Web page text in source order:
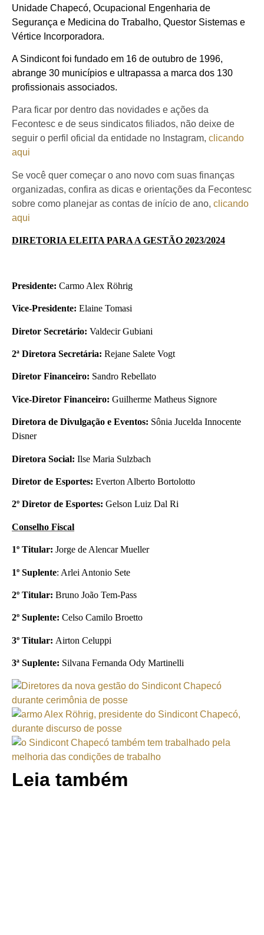
Unidade Chapecó, Ocupacional Engenharia de
Segurança e Medicina do Trabalho, Questor Sistemas e
Vértice Incorporadora.
A Sindicont foi fundado em 16 de outubro de 1996,
abrange 30 municípios e ultrapassa a marca dos 130
profissionais associados.
Para ficar por dentro das novidades e ações da
Fecontesc e de seus sindicatos filiados, não deixe de
seguir o perfil oficial da entidade no Instagram, clicando
aqui
Se você quer começar o ano novo com suas finanças
organizadas, confira as dicas e orientações da Fecontesc
sobre como planejar as contas de início de ano, clicando
aqui
DIRETORIA ELEITA PARA A GESTÃO 2023/2024
Presidente: Carmo Alex Röhrig
Vice-Presidente: Elaine Tomasi
Diretor Secretário: Valdecir Gubiani
2ª Diretora Secretária: Rejane Salete Vogt
Diretor Financeiro: Sandro Rebellato
Vice-Diretor Financeiro: Guilherme Matheus Signore
Diretora de Divulgação e Eventos: Sônia Jucelda Innocente
Disner
Diretora Social: Ilse Maria Sulzbach
Diretor de Esportes: Everton Alberto Bortolotto
2º Diretor de Esportes: Gelson Luiz Dal Ri
Conselho Fiscal
1º Titular: Jorge de Alencar Mueller
1º Suplente: Arlei Antonio Sete
2º Titular: Bruno João Tem-Pass
2º Suplente: Celso Camilo Broetto
3º Titular: Airton Celuppi
3ª Suplente: Silvana Fernanda Ody Martinelli
Leia também